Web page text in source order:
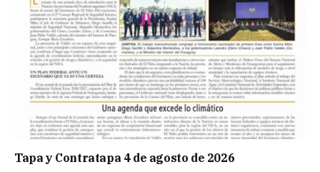
Tapa y Contratapa 4 de agosto de 2026